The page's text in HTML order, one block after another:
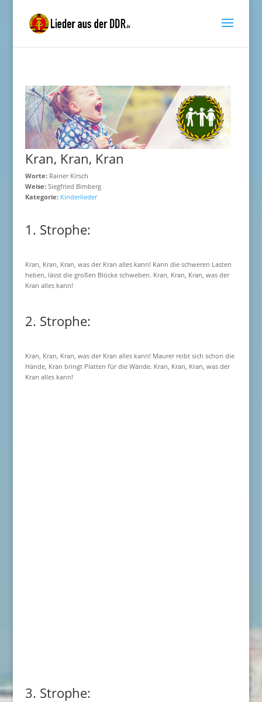
Kran, Kran, Kran
Worte:Rainer Kirsch
Weise:Siegfried Bimberg
Kategorie: Kinderlieder
1. Strophe:
Kran, Kran, Kran, was der Kran alles kann! Kann die schweren Lasten
heben, lässt die großen Blöcke schweben. Kran, Kran, Kran, was der
Kran alles kann!
2. Strophe:
Kran, Kran, Kran, was der Kran alles kann! Maurer reibt sich schon die
Hände, Kran bringt Platten für die Wände. Kran, Kran, Kran, was der
Kran alles kann!
3. Strophe: